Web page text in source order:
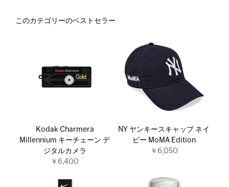
このカテゴリーのベストセラー
Kodak Charmera
Millennium キーチェーン デ
ジタルカメラ
￥6,400
NY ヤンキースキャップ ネイ
ビー MoMA Edition
￥6,050